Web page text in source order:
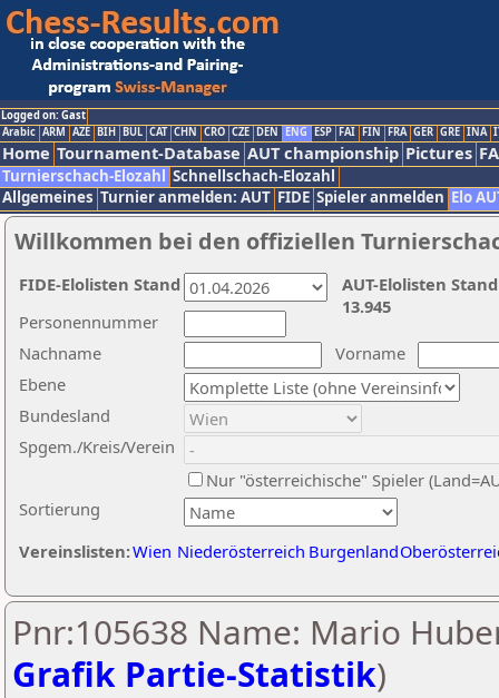
Logged on: Gast
Arabic ARM AZE BIH BUL CAT CHN CRO CZE DEN ENG ESP FAI FIN FRA GER GRE INA
Home Tournament-Database AUT championship Pictures
Turnierschach-Elozahl Schnellschach-Elozahl
Allgemeines Turnier anmelden: AUT FIDE Spieler anmelden Elo
Willkommen bei den offiziellen
Nachname
Vorname
Ebene
Sortierung
Personennummer
Bundesland
Spgem./Kreis/Verein
Nur "österreichische" Spieler
Vereinslisten:Wien Niederösterreich Burgenland
AUT-Elolisten
13.945
FIDE-Elolisten Stand
Pnr:105638 Name: Mario
Grafik Partie-Statistik)